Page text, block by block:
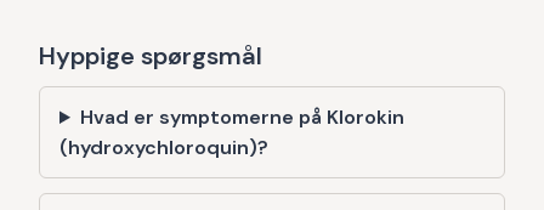
Hyppige spørgsmål
Hvad er symptomerne på Klorokin
(hydroxychloroquin)?